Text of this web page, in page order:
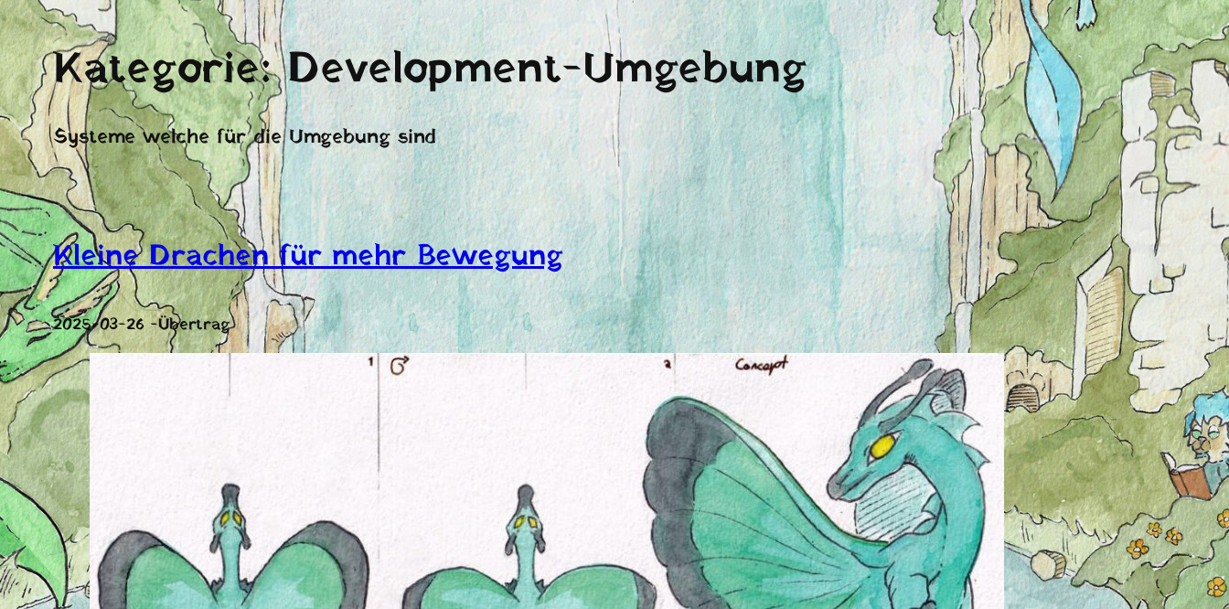
Kategorie:Development-Umgebung
Systeme welche für die Umgebung sind
Kleine Drachen für mehr Bewegung
2025-03-26 -Übertrag